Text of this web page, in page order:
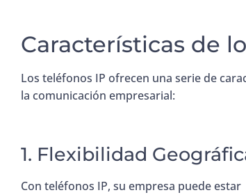
Características de
Los teléfonos IP ofrecen una serie de
la comunicación empresarial:
1. Flexibilidad
Con teléfonos IP, su empresa puede estar